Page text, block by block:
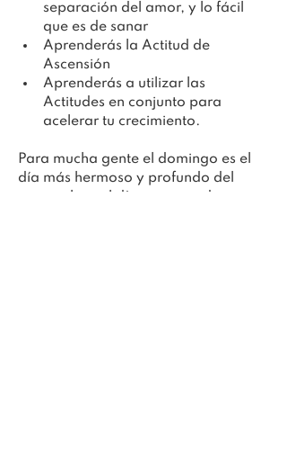
separación del amor, y lo fácil
que es de sanar
Aprenderás la Actitud de
Ascensión
Aprenderás a utilizar las
Actitudes en conjunto para
acelerar tu crecimiento.
Para mucha gente el domingo es el
día más hermoso y profundo del